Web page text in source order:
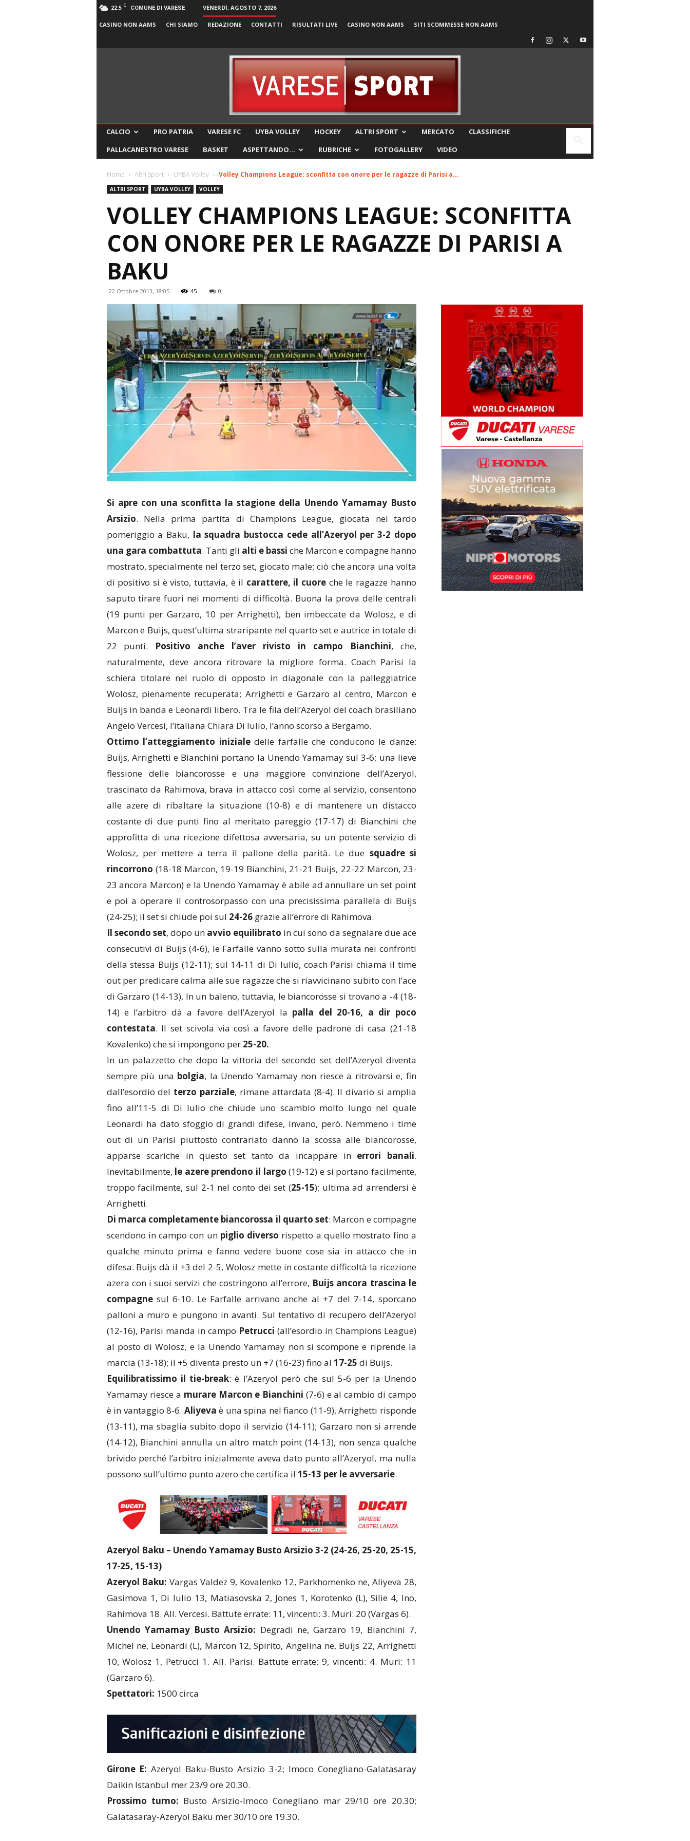
22.5 C COMUNE DI VARESE VENERDÌ, AGOSTO 7, 2026
CASINO NON AAMS CHI SIAMO REDAZIONE CONTATTI RISULTATI LIVE CASINO NON AAMS SITI SCOMMESSE NON AAMS
CALCIO PRO PATRIA VARESE FC UYBA VOLLEY HOCKEY ALTRI SPORT MERCATO
CLASSIFICHE
PALLACANESTRO VARESE
BASKET ASPETTANDO… RUBRICHE FOTOGALLERY VIDEO
Home Altri Sport UYBA Volley Volley Champions League: sconfitta con onore per le ragazze di Parisi a...
ALTRI SPORT UYBA VOLLEY VOLLEY
VOLLEY CHAMPIONS LEAGUE: SCONFITTA
CON ONORE PER LE RAGAZZE DI PARISI A
BAKU
22 Ottobre 2013, 18:05 45 0
Si apre con una sconfitta la stagione della Unendo Yamamay Busto
Arsizio. Nella prima partita di Champions League, giocata nel tardo
pomeriggio a Baku, la squadra bustocca cede all’Azeryol per 3-2 dopo
una gara combattuta. Tanti gli alti e bassi che Marcon e compagne hanno
mostrato, specialmente nel terzo set, giocato male; ciò che ancora una volta
di positivo si è visto, tuttavia, è il carattere, il cuore che le ragazze hanno
saputo tirare fuori nei momenti di difficoltà. Buona la prova delle centrali
(19 punti per Garzaro, 10 per Arrighetti), ben imbeccate da Wolosz, e di
Marcon e Buijs, quest’ultima straripante nel quarto set e autrice in totale di
22 punti. Positivo anche l’aver rivisto in campo Bianchini, che,
naturalmente, deve ancora ritrovare la migliore forma. Coach Parisi la
schiera titolare nel ruolo di opposto in diagonale con la palleggiatrice
Wolosz, pienamente recuperata; Arrighetti e Garzaro al centro, Marcon e
Buijs in banda e Leonardi libero. Tra le fila dell’Azeryol del coach brasiliano
Angelo Vercesi, l’italiana Chiara Di Iulio, l’anno scorso a Bergamo.
Ottimo l’atteggiamento inizialedelle farfalle che conducono le danze:
Buijs, Arrighetti e Bianchini portano la Unendo Yamamay sul 3-6; una lieve
flessione delle biancorosse e una maggiore convinzione dell’Azeryol,
trascinato da Rahimova, brava in attacco così come al servizio, consentono
alle azere di ribaltare la situazione (10-8) e di mantenere un distacco
costante di due punti fino al meritato pareggio (17-17) di Bianchini che
approfitta di una ricezione difettosa avversaria, su un potente servizio di
Wolosz, per mettere a terra il pallone della parità. Le due squadre si
rincorrono (18-18 Marcon, 19-19 Bianchini, 21-21 Buijs, 22-22 Marcon, 23-
23 ancora Marcon) e la Unendo Yamamay è abile ad annullare un set point
e poi a operare il controsorpasso con una precisissima parallela di Buijs
(24-25); il set si chiude poi sul 24-26grazie all’errore di Rahimova.
Il secondo set, dopo un avvio equilibrato in cui sono da segnalare due ace
consecutivi di Buijs (4-6), le Farfalle vanno sotto sulla murata nei confronti
della stessa Buijs (12-11); sul 14-11 di Di Iulio, coach Parisi chiama il time
out per predicare calma alle sue ragazze che si riavvicinano subito con l’ace
di Garzaro (14-13). In un baleno, tuttavia, le biancorosse si trovano a -4 (18-
14) e l’arbitro dà a favore dell’Azeryol la palla del 20-16, a dir poco
contestata. Il set scivola via così a favore delle padrone di casa (21-18
Kovalenko) che si impongono per 25-20.
In un palazzetto che dopo la vittoria del secondo set dell’Azeryol diventa
sempre più una bolgia, la Unendo Yamamay non riesce a ritrovarsi e, fin
dall’esordio del terzo parziale, rimane attardata (8-4). Il divario si amplia
fino all’11-5 di Di Iulio che chiude uno scambio molto lungo nel quale
Leonardi ha dato sfoggio di grandi difese, invano, però. Nemmeno i time
out di un Parisi piuttosto contrariato danno la scossa alle biancorosse,
apparse scariche in questo set tanto da incappare in errori banali.
Inevitabilmente, le azere prendono il largo (19-12) e si portano facilmente,
troppo facilmente, sul 2-1 nel conto dei set (25-15); ultima ad arrendersi è
Arrighetti.
Di marca completamente biancorossa il quarto set: Marcon e compagne
scendono in campo con un piglio diverso rispetto a quello mostrato fino a
qualche minuto prima e fanno vedere buone cose sia in attacco che in
difesa. Buijs dà il +3 del 2-5, Wolosz mette in costante difficoltà la ricezione
azera con i suoi servizi che costringono all’errore, Buijs ancora trascina le
compagnesul 6-10. Le Farfalle arrivano anche al +7 del 7-14, sporcano
palloni a muro e pungono in avanti. Sul tentativo di recupero dell’Azeryol
(12-16), Parisi manda in campo Petrucci (all’esordio in Champions League)
al posto di Wolosz, e la Unendo Yamamay non si scompone e riprende la
marcia (13-18); il +5 diventa presto un +7 (16-23) fino al 17-25 di Buijs.
Equilibratissimo il tie-break: è l’Azeryol però che sul 5-6 per la Unendo
Yamamay riesce a murare Marcon e Bianchini (7-6) e al cambio di campo
è in vantaggio 8-6. Aliyeva è una spina nel fianco (11-9), Arrighetti risponde
(13-11), ma sbaglia subito dopo il servizio (14-11); Garzaro non si arrende
(14-12), Bianchini annulla un altro match point (14-13), non senza qualche
brivido perché l’arbitro inizialmente aveva dato punto all’Azeryol, ma nulla
possono sull’ultimo punto azero che certifica il 15-13 per le avversarie.
Azeryol Baku – Unendo Yamamay Busto Arsizio 3-2 (24-26, 25-20, 25-15,
17-25, 15-13)
Azeryol Baku: Vargas Valdez 9, Kovalenko 12, Parkhomenko ne, Aliyeva 28,
Gasimova 1, Di Iulio 13, Matiasovska 2, Jones 1, Korotenko (L), Silie 4, Ino,
Rahimova 18. All. Vercesi. Battute errate: 11, vincenti: 3. Muri: 20 (Vargas 6).
Unendo Yamamay Busto Arsizio: Degradi ne, Garzaro 19, Bianchini 7,
Michel ne, Leonardi (L), Marcon 12, Spirito, Angelina ne, Buijs 22, Arrighetti
10, Wolosz 1, Petrucci 1. All. Parisi. Battute errate: 9, vincenti: 4. Muri: 11
(Garzaro 6).
Spettatori: 1500 circa
Girone E: Azeryol Baku-Busto Arsizio 3-2; Imoco Conegliano-Galatasaray
Daikin Istanbul mer 23/9 ore 20.30.
Prossimo turno: Busto Arsizio-Imoco Conegliano mar 29/10 ore 20.30;
Galatasaray-Azeryol Baku mer 30/10 ore 19.30.